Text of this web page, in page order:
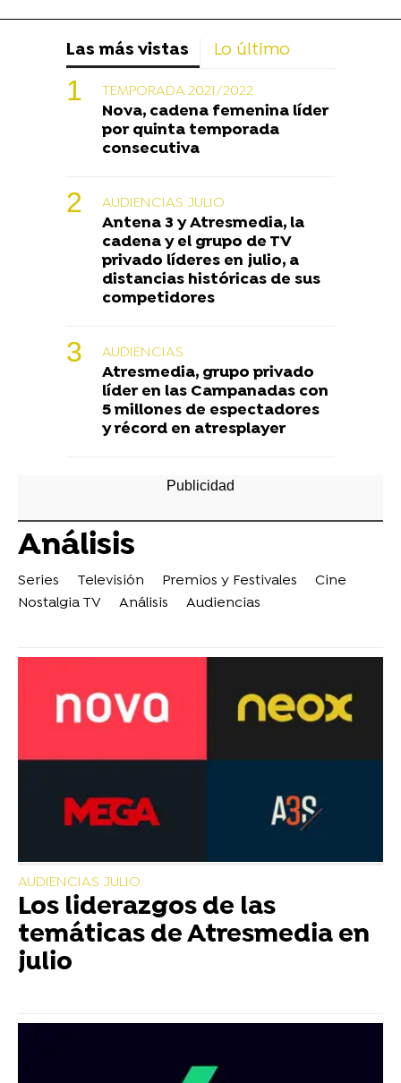
Las más vistas Lo último
TEMPORADA 2021/2022
Nova, cadena femenina líder
por quinta temporada
consecutiva
AUDIENCIAS JULIO
Antena 3 y Atresmedia, la
cadena y el grupo de TV
privado líderes en julio, a
distancias históricas de sus
competidores
AUDIENCIAS
Atresmedia, grupo privado
líder en las Campanadas con
5 millones de espectadores
y récord en atresplayer
Análisis
Series Televisión Premios y Festivales
Cine
Nostalgia TV
Análisis Audiencias
AUDIENCIAS JULIO
Los liderazgos de las
temáticas de Atresmedia en
julio